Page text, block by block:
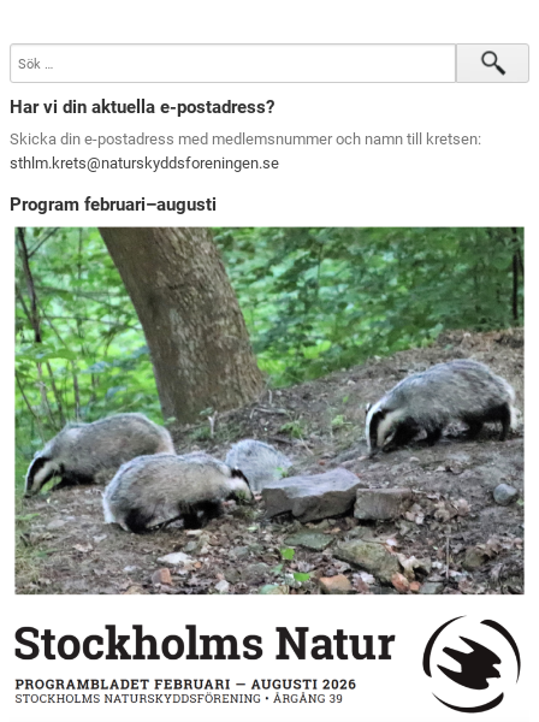
Har vi din aktuella e-postadress?
Skicka din e-postadress med medlemsnummer och namn till kretsen:
sthlm.krets@naturskyddsforeningen.se
Program februari–augusti